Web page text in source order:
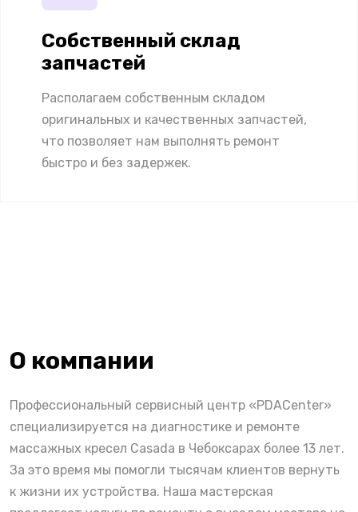
Собственный склад
запчастей
Располагаем собственным складом
оригинальных и качественных запчастей,
что позволяет нам выполнять ремонт
быстро и без задержек.
О компании
Профессиональный сервисный центр «PDACenter»
специализируется на диагностике и ремонте
массажных кресел Casada в Чебоксарах более 13 лет.
За это время мы помогли тысячам клиентов вернуть
к жизни их устройства. Наша мастерская